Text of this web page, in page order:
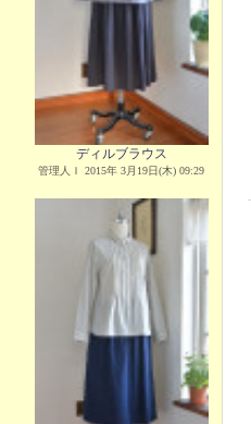
ディルブラウス
管理人Ｉ 2015年 3月19日(木) 09:29